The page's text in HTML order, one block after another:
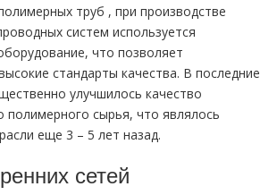
тpуб , при производстве
систем используется
что позволяет
стандарты качества. В последние
улучшилось качество
полимерного сырья, что являлось
еще 3 – 5 лет назад.
сетей